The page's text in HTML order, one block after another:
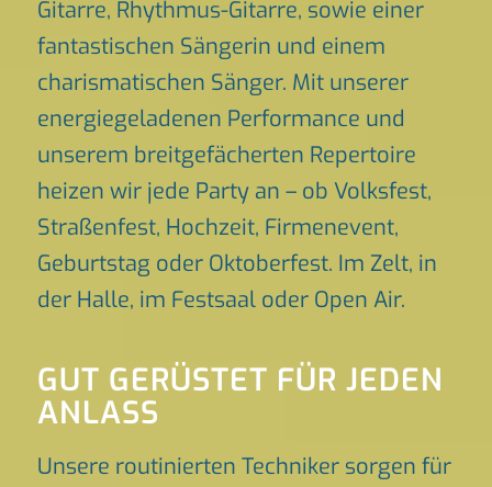
Gitarre, Rhythmus-Gitarre, sowie einer
fantastischen Sängerin und einem
charismatischen Sänger. Mit unserer
energiegeladenen Performance und
unserem breitgefächerten Repertoire
heizen wir jede Party an – ob Volksfest,
Straßenfest, Hochzeit, Firmenevent,
Geburtstag oder Oktoberfest. Im Zelt, in
der Halle, im Festsaal oder Open Air.
GUT GERÜSTET FÜR JEDEN
ANLASS
Unsere routinierten Techniker sorgen für